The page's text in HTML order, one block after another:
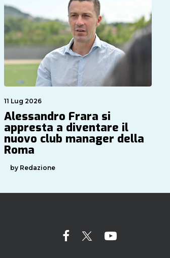
11 Lug 2026
Alessandro Frara si
appresta a diventare il
nuovo club manager della
Roma
by Redazione